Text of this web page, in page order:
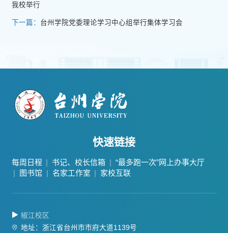
我校举行
下一篇： 台州学院党委理论学习中心组举行集体学习会
快速链接
每周日程 书记、校长信箱
“最多跑一次”网上办事大厅
图书馆
名家工作室 家校互联
椒江校区
地址：浙江省台州市市府大道1139号